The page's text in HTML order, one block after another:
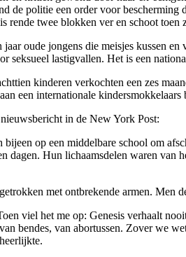
de politie een order voor
rende twee blokken ver en schoot
oude jongens die meisjes kussen
seksueel lastigvallen. Het is een
kinderen verkochten een zes
een internationale kindersmokkelaars
in de New York Post:
op een middelbare school om
dagen. Hun lichaamsdelen waren van
met ontbrekende armen. Men
viel het me op: Genesis verhaalt
bendes, van abortussen. Zover we